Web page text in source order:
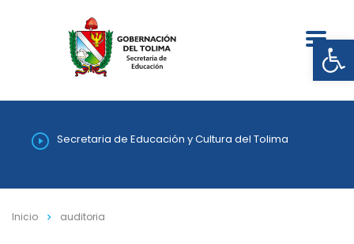
Secretaria de Educación y Cultura del Tolima
Inicio auditoria